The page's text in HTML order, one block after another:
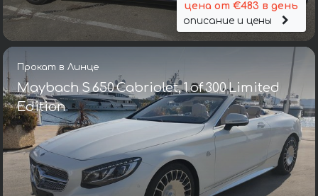
цена от €483 в день
описание и цены
Прокат в Линце
Maybach S 650 Cabriolet, 1 of 300 Limited
Edition